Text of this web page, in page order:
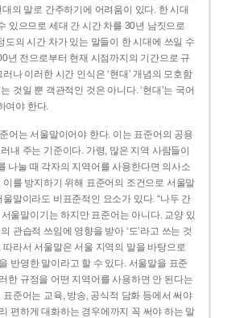
의 말로 간주하기에 어려움이 있다. 한 시대
있으므로 세대 간 시간 차를 30년 남짓으로
도의 시간 차가 있는 말들이 한 시대에 쓰일 수
년 전으로부터 현재 시점까지의 기간으로 규
나 이러한 시간 인식은 ‘현대’ 개념의 모호함
것일 뿐 객관적인 것은 아니다. ‘현대’는 국어
여야 한다.
어는 서울말이어야 한다. 이는 표준어의 공용
내 주는 기준이다. 가령, 많은 지역 사람들이
나눌 때 각자의 지역어를 사용한다면 의사소
이를 방지하기 위해 표준어의 조건으로 서울말
말이라도 비표준적인 요소가 있다. “나두 간
서울말이기는 하지만 표준어는 아니다. 교양 있
관습적 쓰임에 영향을 받아 ‘도’라고 쓰는 것
따라서 서울말은 서울 지역의 말을 바탕으로
반영한 말이라고 할 수 있다. 서울말을 표준
한 규정을 어떤 지역어를 사용하면 안 된다는
준어는 교육, 방송, 공식적 담화 등에서 써야
편하게 대화하는 경우에까지 꼭 써야 하는 말